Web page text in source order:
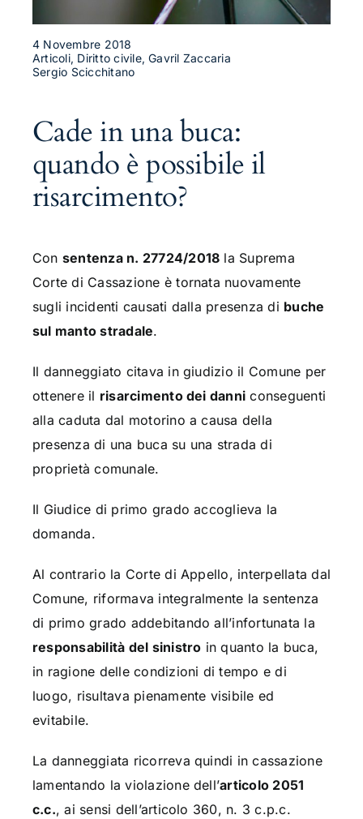
4 Novembre 2018
Articoli, Diritto civile, Gavril Zaccaria
Sergio Scicchitano
Cade in una buca:
quando è possibile il
risarcimento?
Con sentenza n. 27724/2018 la Suprema
Corte di Cassazione è tornata nuovamente
sugli incidenti causati dalla presenza di buche
sul manto stradale.
Il danneggiato citava in giudizio il Comune per
ottenere il risarcimento dei danni conseguenti
alla caduta dal motorino a causa della
presenza di una buca su una strada di
proprietà comunale.
Il Giudice di primo grado accoglieva la
domanda.
Al contrario la Corte di Appello, interpellata dal
Comune, riformava integralmente la sentenza
di primo grado addebitando all’infortunata la
responsabilità del sinistro in quanto la buca,
in ragione delle condizioni di tempo e di
luogo, risultava pienamente visibile ed
evitabile.
La danneggiata ricorreva quindi in cassazione
lamentando la violazione dell’articolo 2051
c.c., ai sensi dell’articolo 360, n. 3 c.p.c.